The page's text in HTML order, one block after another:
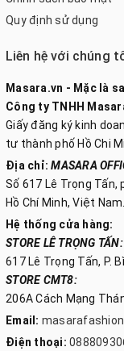
Quy định sử dụng
Liên hệ với chúng
Masara.vn - Mặc là
Công ty TNHH
Giấy đăng ký kinh
tư thành phố Hồ Chi
Địa chỉ: MASARA
Số 617 Lê Trọng Tấn,
Hồ Chí Minh, Việt Nam.
Hệ thống cửa hàng:
STORE LÊ TRỌNG TẤN:
617 Lê Trọng Tấn, P.
STORE CMT8:
206A Cách Mạng
Email:
Điện thoại: